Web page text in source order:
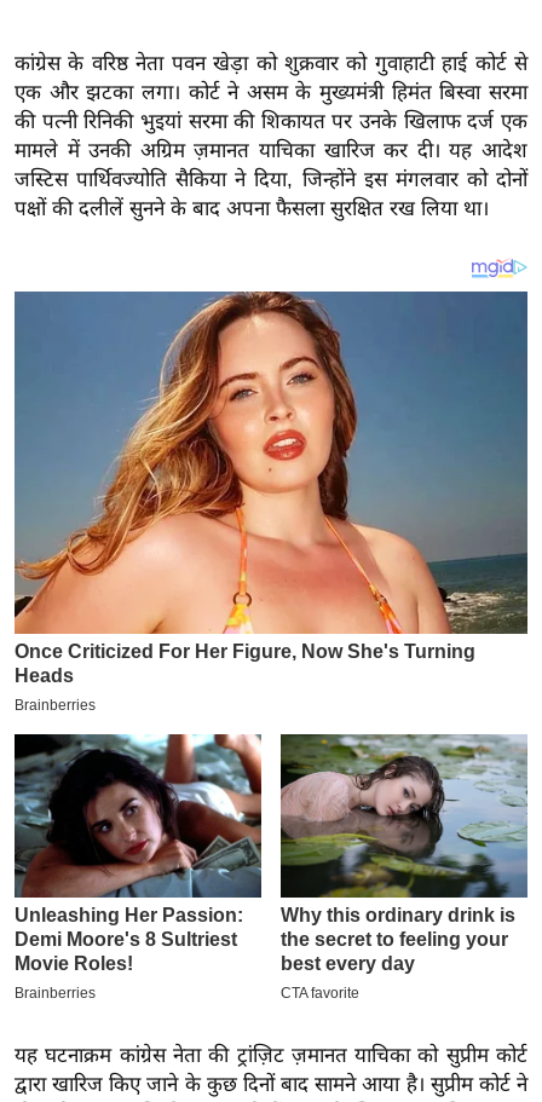
शे
ष
ज्ञ
रा
य
ब
2
0
2
6
क्रा
इ
म
ई
-
पे
प
र
मि
सा
बे
कांग्रेस के वरिष्ठ नेता पवन खेड़ा को शुक्रवार को गुवाहाटी हाई कोर्ट से
एक और झटका लगा। कोर्ट ने असम के मुख्यमंत्री हिमंत बिस्वा सरमा
की पत्नी रिनिकी भुइयां सरमा की शिकायत पर उनके खिलाफ दर्ज एक
मामले में उनकी अग्रिम ज़मानत याचिका खारिज कर दी। यह आदेश
जस्टिस पार्थिवज्योति सैकिया ने दिया, जिन्होंने इस मंगलवार को दोनों
पक्षों की दलीलें सुनने के बाद अपना फैसला सुरक्षित रख लिया था।
यह घटनाक्रम कांग्रेस नेता की ट्रांज़िट ज़मानत याचिका को सुप्रीम कोर्ट
द्वारा खारिज किए जाने के कुछ दिनों बाद सामने आया है। सुप्रीम कोर्ट ने